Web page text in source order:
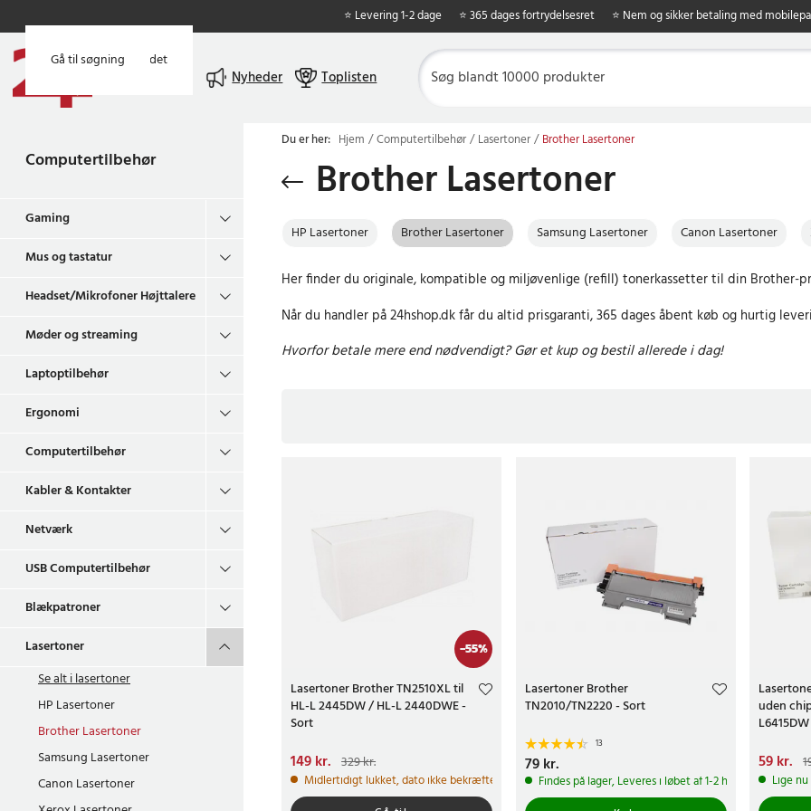
Gå til hovedindholdet
Gå til søgning
⭐ Levering 1-2 dage ⭐ 365 dages fortrydelsesret ⭐ Nem og sikker betaling med
Nyheder Toplisten
Computertilbehør
Gaming
Mus og tastatur
Headset/Mikrofoner Højttalere
Møder og streaming
Laptoptilbehør
Ergonomi
Computertilbehør
Kabler & Kontakter
Netværk
USB Computertilbehør
Blækpatroner
Lasertoner
Se alt ilasertoner
HP Lasertoner
Brother Lasertoner
Samsung Lasertoner
Canon Lasertoner
Du er her: Hjem Computertilbehør Lasertoner Brother Lasertoner
Brother Lasertoner
HP Lasertoner Brother Lasertoner Samsung Lasertoner Canon Lasertoner
Her finder du originale, kompatible og miljøvenlige (refill) tonerkassetter til din Brother-
Når du handler på 24hshop.dk får du altid prisgaranti, 365 dages åbent køb og hurtig
Hvorfor betale mere end nødvendigt? Gør et kup og bestil allerede i dag!
-55%
Lasertoner Brother TN2510XL til
HL-L 2445DW / HL-L 2440DWE -
Sort
Nuværende pris
pris:329 kr.
149 kr. 329 kr.
Midlertidigt lukket, dato ikke bekræftet
Lasertoner Brother
TN2010/TN2220 - Sort
13
Pris:79 kr.
79 kr.
Findes på lager, Leveres i løbet af 1-2 hverdage
uden
199 kr.
59 kr.
Lige